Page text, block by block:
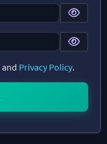
and Privacy Policy.